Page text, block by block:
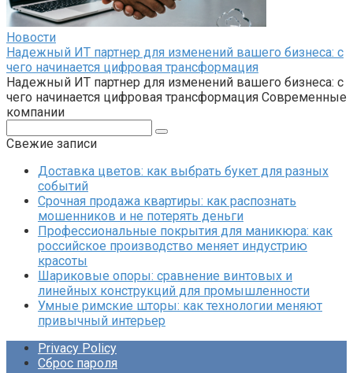
Новости
Надежный ИТ партнер для изменений вашего бизнеса: с
чего начинается цифровая трансформация
Надежный ИТ партнер для изменений вашего бизнеса: с
чего начинается цифровая трансформация Современные
компании
Свежие записи
Доставка цветов: как выбрать букет для разных
событий
Срочная продажа квартиры: как распознать
мошенников и не потерять деньги
Профессиональные покрытия для маникюра: как
российское производство меняет индустрию
красоты
Шариковые опоры: сравнение винтовых и
линейных конструкций для промышленности
Умные римские шторы: как технологии меняют
привычный интерьер
Privacy Policy
Сброс пароля